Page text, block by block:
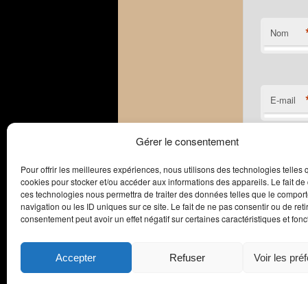
Gérer le consentement
Pour offrir les meilleures expériences, nous utilisons des technologies telles
cookies pour stocker et/ou accéder aux informations des appareils. Le fait de
ces technologies nous permettra de traiter des données telles que le
navigation ou les ID uniques sur ce site. Le fait de ne pas consentir ou de
consentement peut avoir un effet négatif sur certaines caractéristiques et
Accepter Refuser Voir les
Nom
E-mail
Site web